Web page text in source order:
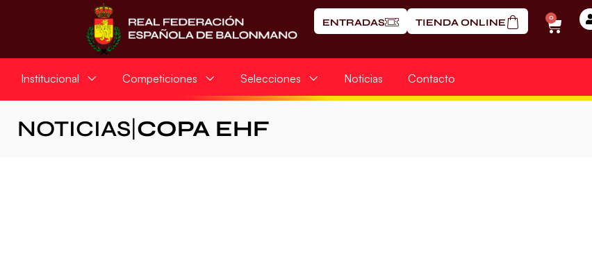
ENTRADAS TIENDA ONLINE 0
Institucional Competiciones Selecciones Noticias Contacto
NOTICIAS COPA EHF